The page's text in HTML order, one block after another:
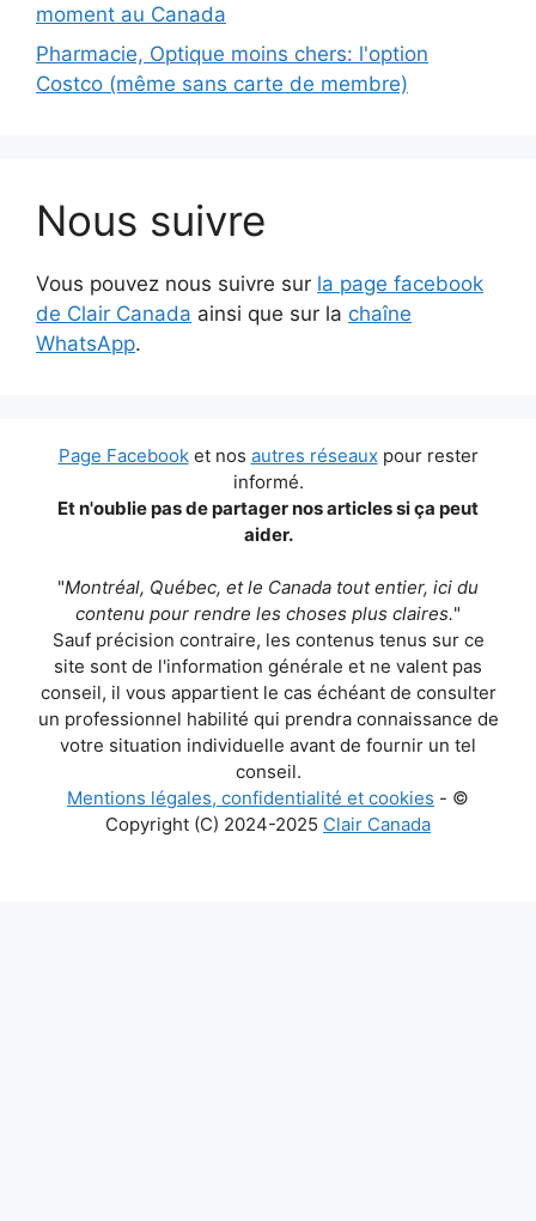
moment au Canada
Pharmacie, Optique moins chers: l'option
Costco (même sans carte de membre)
Nous suivre
Vous pouvez nous suivre sur la page facebook
de Clair Canada ainsi que sur la chaîne
WhatsApp.
Page Facebooket nos autres réseauxpour rester
informé.
Et n'oublie pas de partager nos articles si ça peut
aider.
"Montréal, Québec, et le Canada tout entier, ici du
contenu pour rendre les choses plus claires."
Sauf précision contraire, les contenus tenus sur ce
site sont de l'information générale et ne valent pas
conseil, il vous appartient le cas échéant de consulter
un professionnel habilité qui prendra connaissance de
votre situation individuelle avant de fournir un tel
conseil.
Mentions légales, confidentialité et cookies - ©
Copyright (C) 2024-2025 Clair Canada